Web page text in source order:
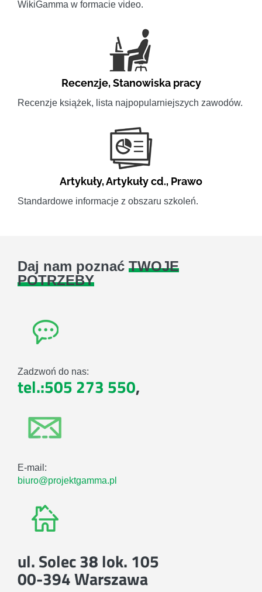
WikiGamma w formacie video.
Recenzje,Stanowiska pracy
Recenzje książek, lista najpopularniejszych zawodów.
Artykuły,Artykuły cd., Prawo
Standardowe informacje z obszaru szkoleń.
Daj nam poznać TWOJE
POTRZEBY
Zadzwoń do nas:
tel.:505 273 550,
E-mail:
biuro@projektgamma.pl
ul. Solec 38 lok. 105
00-394 Warszawa